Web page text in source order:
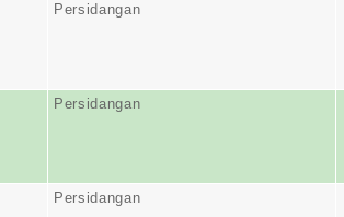
Persidangan
Persidangan
Persidangan